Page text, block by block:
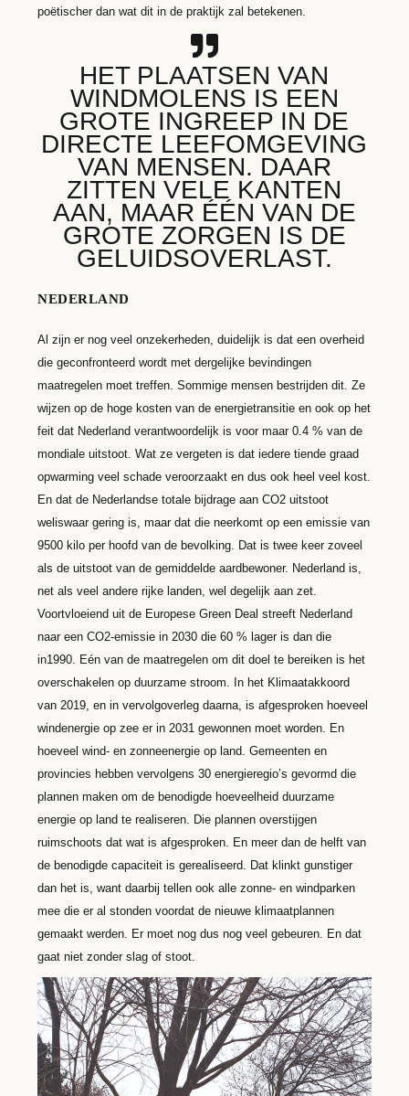
poëtischer dan wat dit in de praktijk zal betekenen.
HET PLAATSEN VAN
WINDMOLENS IS EEN
GROTE INGREEP IN DE
DIRECTE LEEFOMGEVING
VAN MENSEN. DAAR
ZITTEN VELE KANTEN
AAN, MAAR ÉÉN VAN DE
GROTE ZORGEN IS DE
GELUIDSOVERLAST.
NEDERLAND
Al zijn er nog veel onzekerheden, duidelijk is dat een overheid
die geconfronteerd wordt met dergelijke bevindingen
maatregelen moet treffen. Sommige mensen bestrijden dit. Ze
wijzen op de hoge kosten van de energietransitie en ook op het
feit dat Nederland verantwoordelijk is voor maar 0.4 % van de
mondiale uitstoot. Wat ze vergeten is dat iedere tiende graad
opwarming veel schade veroorzaakt en dus ook heel veel kost.
En dat de Nederlandse totale bijdrage aan CO2 uitstoot
weliswaar gering is, maar dat die neerkomt op een emissie van
9500 kilo per hoofd van de bevolking. Dat is twee keer zoveel
als de uitstoot van de gemiddelde aardbewoner. Nederland is,
net als veel andere rijke landen, wel degelijk aan zet.
Voortvloeiend uit de Europese Green Deal streeft Nederland
naar een CO2-emissie in 2030 die 60 % lager is dan die
in1990. Eén van de maatregelen om dit doel te bereiken is het
overschakelen op duurzame stroom. In het Klimaatakkoord
van 2019, en in vervolgoverleg daarna, is afgesproken hoeveel
windenergie op zee er in 2031 gewonnen moet worden. En
hoeveel wind- en zonneenergie op land. Gemeenten en
provincies hebben vervolgens 30 energieregio’s gevormd die
plannen maken om de benodigde hoeveelheid duurzame
energie op land te realiseren. Die plannen overstijgen
ruimschoots dat wat is afgesproken. En meer dan de helft van
de benodigde capaciteit is gerealiseerd. Dat klinkt gunstiger
dan het is, want daarbij tellen ook alle zonne- en windparken
mee die er al stonden voordat de nieuwe klimaatplannen
gemaakt werden. Er moet nog dus nog veel gebeuren. En dat
gaat niet zonder slag of stoot.